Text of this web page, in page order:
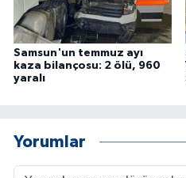
Samsun'un temmuz ayı
kaza bilançosu: 2 ölü, 960
yaralı
Yorumlar